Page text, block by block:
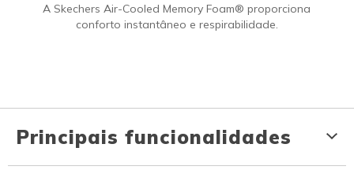
A Skechers Air-Cooled Memory Foam® proporciona
conforto instantâneo e respirabilidade.
Principais funcionalidades